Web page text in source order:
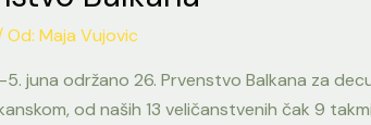
Od: Maja Vujovic
juna održano 26. Prvenstvo Balkana za
od naših 13 veličanstvenih čak 9